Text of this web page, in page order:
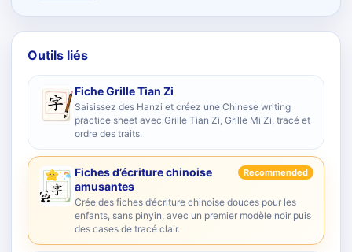
Outils liés
Fiche Grille Tian Zi
Saisissez des Hanzi et créez une Chinese writing
practice sheet avec Grille Tian Zi, Grille Mi Zi, tracé et
ordre des traits.
Fiches d’écriture chinoise
amusantes
Recommended
Crée des fiches d’écriture chinoise douces pour les
enfants, sans pinyin, avec un premier modèle noir puis
des cases de tracé clair.